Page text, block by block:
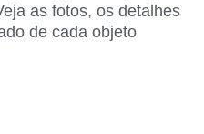
as fotos, os detalhes
de cada objeto